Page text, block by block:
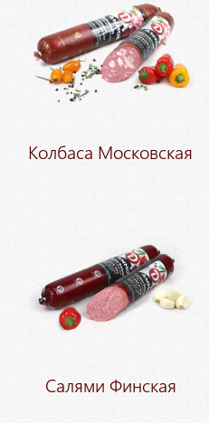
Колбаса Московская
Салями Финская